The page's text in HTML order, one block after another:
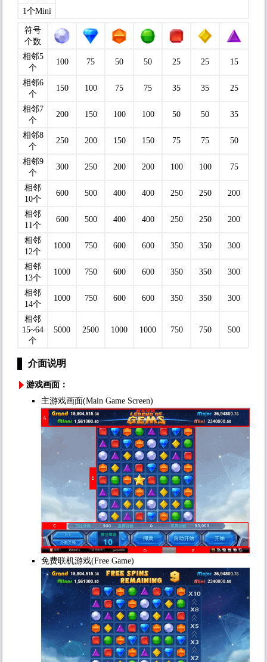
1个Mini
符号
个数
相邻5
个
100 75 50 50 25 25 15
相邻6
个
150 100 75 75 35 35 25
相邻7
个
200 150 100 100 50 50 35
相邻8
个
250 200 150 150 75 75 50
相邻9
个
300 250 200 200 100 100 75
相邻
10个
600 500 400 400 250 250 200
相邻
11个
600 500 400 400 250 250 200
相邻
12个
1000 750 600 600 350 350 300
相邻
13个
1000 750 600 600 350 350 300
相邻
14个
1000 750 600 600 350 350 300
相邻
15~64
个
5000 2500 1000 1000 750 750 500
介面说明
游戏画面：
主游戏画面(Main Game Screen)
免费联机游戏(Free Game)